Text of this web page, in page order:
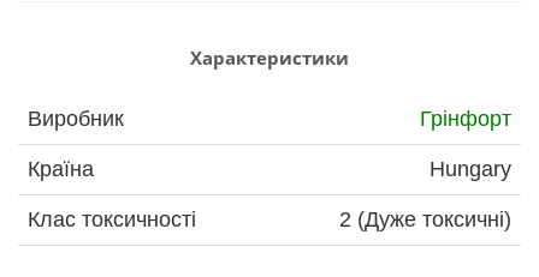
Характеристики
Виробник Грінфорт
Країна Hungary
Клас токсичності 2 (Дуже токсичні)